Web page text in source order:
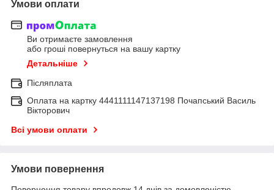
Умови оплати
Ви отримаєте замовлення
або гроші повернуться на вашу картку
Детальніше
Післяплата
Оплата на картку 4441111147137198 Почапський Василь
Вікторович
Всі умови оплати
Умови повернення